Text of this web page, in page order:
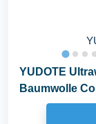
YUDOTE
Baumwolle